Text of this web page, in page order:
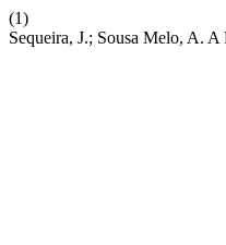
(1)
Sequeira, J.; Sousa Melo, A.